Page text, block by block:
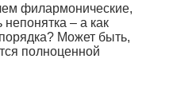
филармонические,
непонятка – а как
Может быть,
полноценной